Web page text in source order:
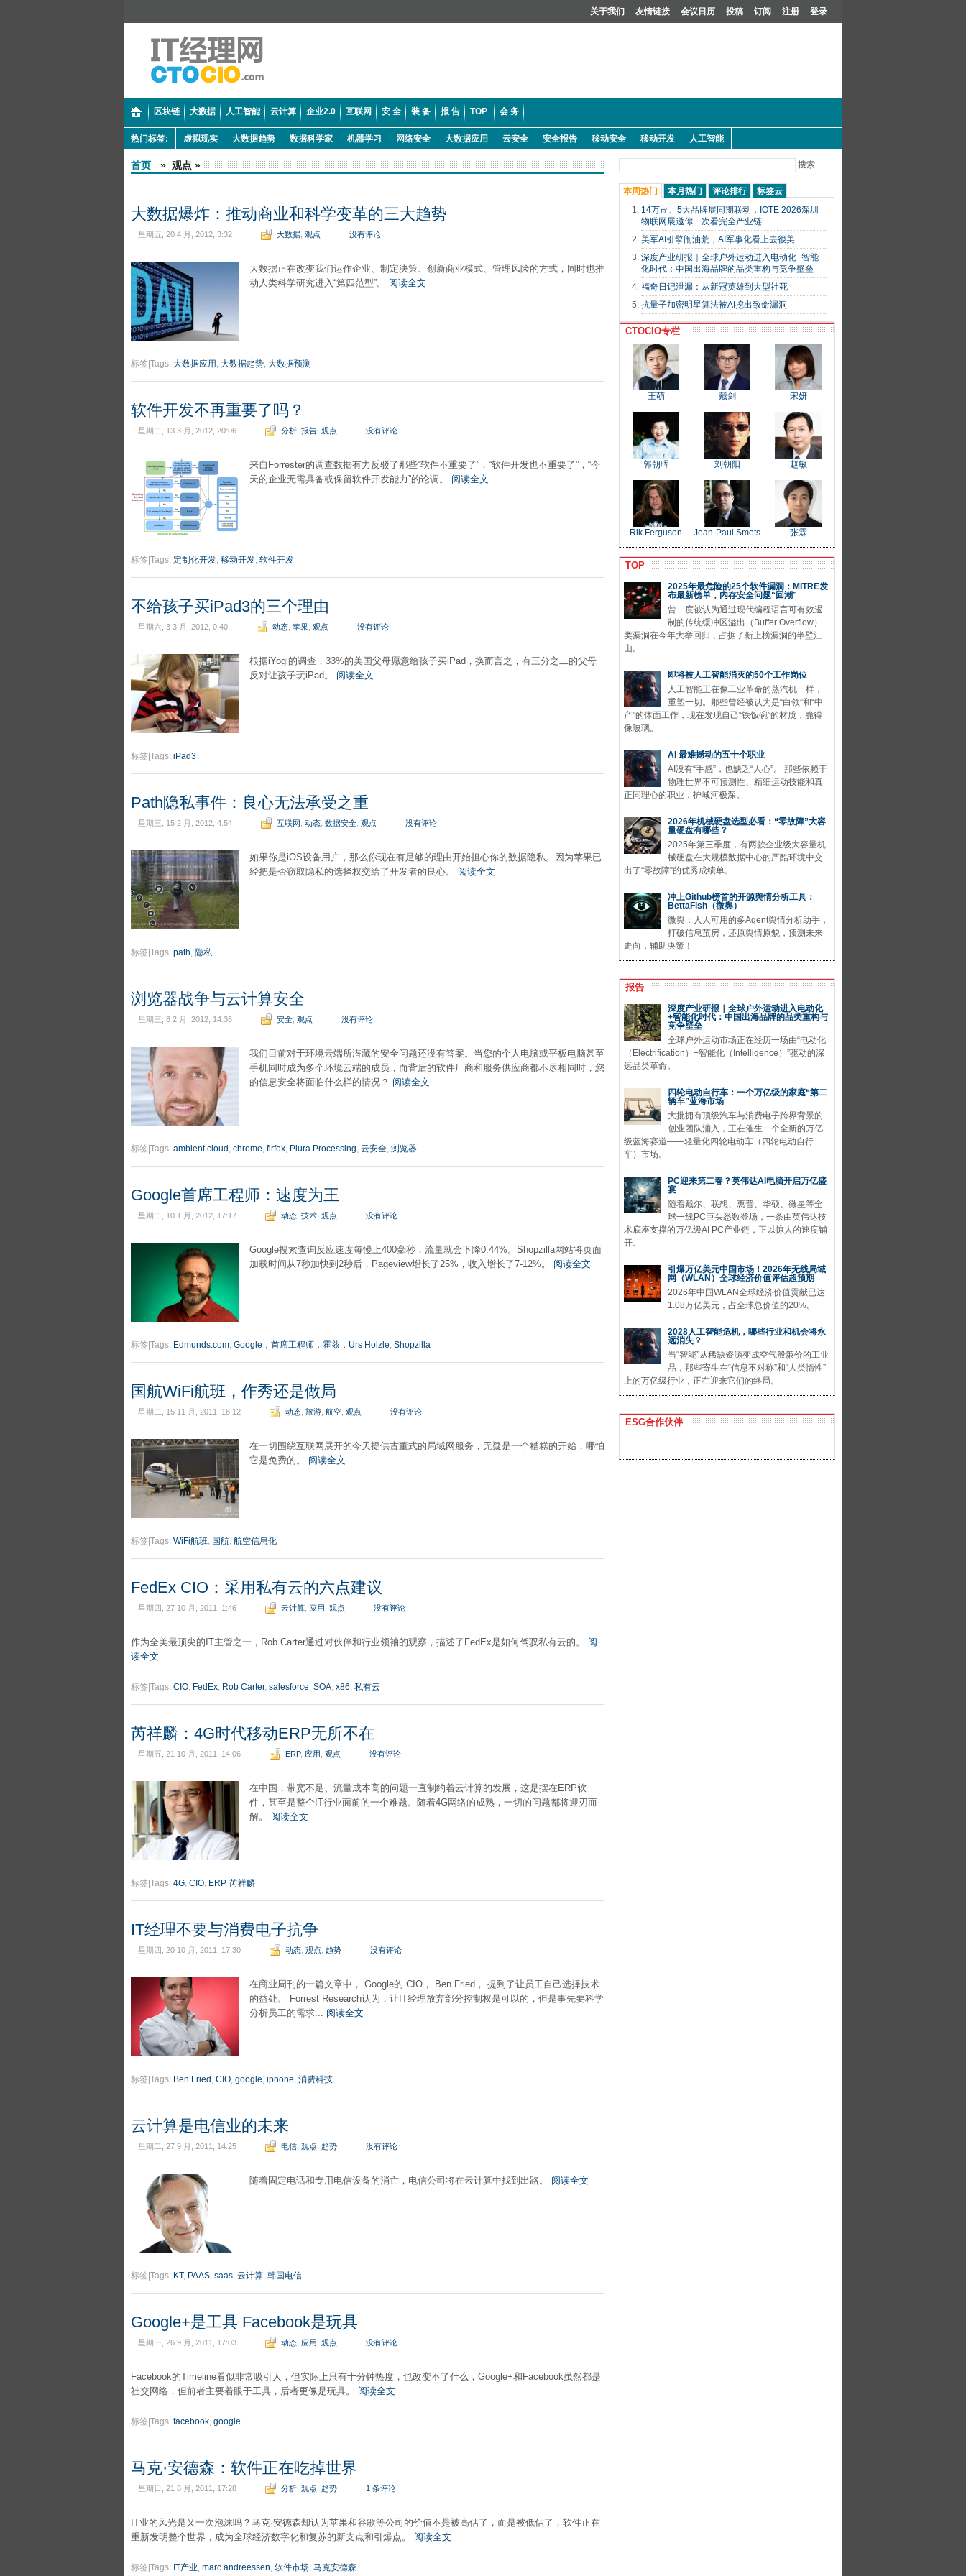
关于我们 友情链接 会议日历 投稿 订阅 注册 登录
区块链 大数据 人工智能 云计算 企业2.0 互联网 安 全 装 备 报 告 TOP 会 务
热门标签: 虚拟现实 大数据趋势 数据科学家 机器学习 网络安全 大数据应用 云安全 安全报告 移动安全 移动开发 人工智能
首页 » 观点 »
大数据爆炸：推动商业和科学变革的三大趋势
星期五, 20 4 月, 2012, 3:32 大数据 观点 没有评论
大数据正在改变我们运作企业、制定决策、创新商业模式、管理风险的方式，同时也推
动人类科学研究进入“第四范型”。 阅读全文
标签|Tags: 大数据应用 , 大数据趋势, 大数据预测
软件开发不再重要了吗？
星期二, 13 3 月, 2012, 20:06 分析 报告 观点 没有评论
来自Forrester的调查数据有力反驳了那些“软件不重要了”，“软件开发也不重要了”，“今
天的企业无需具备或保留软件开发能力”的论调。 阅读全文
标签|Tags: 定制化开发, 移动开发, 软件开发
不给孩子买iPad3的三个理由
星期六, 3 3 月, 2012, 0:40 动态 苹果 观点 没有评论
根据iYogi的调查，33%的美国父母愿意给孩子买iPad，换而言之，有三分之二的父母
反对让孩子玩iPad。 阅读全文
标签|Tags: iPad3
Path隐私事件：良心无法承受之重
星期三, 15 2 月, 2012, 4:54 互联网 动态 数据安全 观点 没有评论
如果你是iOS设备用户，那么你现在有足够的理由开始担心你的数据隐私。因为苹果已
经把是否窃取隐私的选择权交给了开发者的良心。 阅读全文
标签|Tags: path, 隐私
浏览器战争与云计算安全
星期三, 8 2 月, 2012, 14:36 安全 观点 没有评论
我们目前对于环境云端所潜藏的安全问题还没有答案。当您的个人电脑或平板电脑甚至
手机同时成为多个环境云端的成员，而背后的软件厂商和服务供应商都不尽相同时，您
的信息安全将面临什么样的情况？ 阅读全文
标签|Tags: ambient cloud , chrome, firfox, Plura Processing, 云安全, 浏览器
Google首席工程师：速度为王
星期二, 10 1 月, 2012, 17:17 动态 技术 观点 没有评论
Google搜索查询反应速度每慢上400毫秒，流量就会下降0.44%。Shopzilla网站将页面
加载时间从7秒加快到2秒后，Pageview增长了25%，收入增长了7-12%。 阅读全文
标签|Tags: Edmunds.com, Google，首席工程师，霍兹，Urs Holzle, Shopzilla
国航WiFi航班，作秀还是做局
星期二, 15 11 月, 2011, 18:12 动态 旅游 航空 观点 没有评论
在一切围绕互联网展开的今天提供古董式的局域网服务，无疑是一个糟糕的开始，哪怕
它是免费的。 阅读全文
标签|Tags: WiFi航班, 国航, 航空信息化
FedEx CIO：采用私有云的六点建议
星期四, 27 10 月, 2011, 1:46 云计算 应用 观点 没有评论
作为全美最顶尖的IT主管之一，Rob Carter通过对伙伴和行业领袖的观察，描述了FedEx是如何驾驭私有云的。 阅
读全文
标签|Tags: CIO, FedEx, Rob Carter, salesforce, SOA, x86, 私有云
芮祥麟：4G时代移动ERP无所不在
星期五, 21 10 月, 2011, 14:06 ERP, 应用 观点 没有评论
在中国，带宽不足、流量成本高的问题一直制约着云计算的发展，这是摆在ERP软
件，甚至是整个IT行业面前的一个难题。随着4G网络的成熟，一切的问题都将迎刃而
解。 阅读全文
标签|Tags: 4G, CIO, ERP, 芮祥麟
IT经理不要与消费电子抗争
星期四, 20 10 月, 2011, 17:30 动态 观点 趋势 没有评论
在商业周刊的一篇文章中， Google的 CIO， Ben Fried， 提到了让员工自己选择技术
的益处。 Forrest Research认为，让IT经理放弃部分控制权是可以的，但是事先要科学
分析员工的需求... 阅读全文
标签|Tags: Ben Fried , CIO, google, iphone, 消费科技
云计算是电信业的未来
星期二, 27 9 月, 2011, 14:25 电信 观点 趋势 没有评论
随着固定电话和专用电信设备的消亡，电信公司将在云计算中找到出路。 阅读全文
标签|Tags: KT, PAAS, saas, 云计算, 韩国电信
Google+是工具 Facebook是玩具
星期一, 26 9 月, 2011, 17:03 动态 应用 观点 没有评论
Facebook的Timeline看似非常吸引人，但实际上只有十分钟热度，也改变不了什么，Google+和Facebook虽然都是
社交网络，但前者主要着眼于工具，后者更像是玩具。 阅读全文
标签|Tags: facebook, google
马克·安德森：软件正在吃掉世界
星期日, 21 8 月, 2011, 17:28 分析 观点 趋势 1 条评论
IT业的风光是又一次泡沫吗？马克·安德森却认为苹果和谷歌等公司的价值不是被高估了，而是被低估了，软件正在
重新发明整个世界，成为全球经济数字化和复苏的新支点和引爆点。 阅读全文
标签|Tags: IT产业, marc andreessen, 软件市场, 马克安德森
搜索
本周热门 本月热门 评论排行
标签云
14万㎡、5大品牌展同期联动，IOTE 2026深圳
物联网展邀你一次看完全产业链
美军AI引擎闹油荒，AI军事化看上去很美
深度产业研报｜全球户外运动进入电动化+智能
化时代：中国出海品牌的品类重构与竞争壁垒
福奇日记泄漏：从新冠英雄到大型社死
抗量子加密明星算法被AI挖出致命漏洞
CTOCIO专栏
王萌 戴剑 宋妍
郭朝晖 刘朝阳 赵敏
Rik Ferguson Jean-Paul Smets 张霖
TOP
2025年最危险的25个软件漏洞：MITRE发
布最新榜单，内存安全问题“回潮”
曾一度被认为通过现代编程语言可有效遏
制的传统缓冲区溢出（Buffer Overflow）
类漏洞在今年大举回归，占据了新上榜漏洞的半壁江
山。
即将被人工智能消灭的50个工作岗位
人工智能正在像工业革命的蒸汽机一样，
重塑一切。那些曾经被认为是“白领”和“中
产”的体面工作，现在发现自己“铁饭碗”的材质，脆得
像玻璃。
AI 最难撼动的五十个职业
AI没有“手感”，也缺乏“人心”。 那些依赖于
物理世界不可预测性、精细运动技能和真
正同理心的职业，护城河极深。
2026年机械硬盘选型必看：“零故障”大容
量硬盘有哪些？
2025年第三季度，有两款企业级大容量机
械硬盘在大规模数据中心的严酷环境中交
出了“零故障”的优秀成绩单。
冲上Github榜首的开源舆情分析工具：
BettaFish（微舆）
微舆：人人可用的多Agent舆情分析助手，
打破信息茧房，还原舆情原貌，预测未来
走向，辅助决策！
报告
深度产业研报｜全球户外运动进入电动化
+智能化时代：中国出海品牌的品类重构与
竞争壁垒
全球户外运动市场正在经历一场由“电动化
（Electrification）+智能化（Intelligence）”驱动的深
远品类革命。
四轮电动自行车：一个万亿级的家庭“第二
辆车”蓝海市场
大批拥有顶级汽车与消费电子跨界背景的
创业团队涌入，正在催生一个全新的万亿
级蓝海赛道——轻量化四轮电动车（四轮电动自行
车）市场。
PC迎来第二春？英伟达AI电脑开启万亿盛
宴
随着戴尔、联想、惠普、华硕、微星等全
球一线PC巨头悉数登场，一条由英伟达技
术底座支撑的万亿级AI PC产业链，正以惊人的速度铺
开。
引爆万亿美元中国市场！2026年无线局域
网（WLAN）全球经济价值评估超预期
2026年中国WLAN全球经济价值贡献已达
1.08万亿美元，占全球总价值的20%。
2028人工智能危机，哪些行业和机会将永
远消失？
当“智能”从稀缺资源变成空气般廉价的工业
品，那些寄生在“信息不对称”和“人类惰性”
上的万亿级行业，正在迎来它们的终局。
ESG合作伙伴